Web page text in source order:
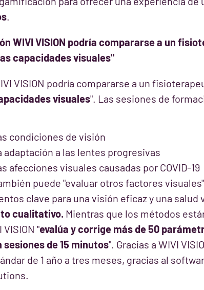
.
WIVI VISION podría compararse a un
capacidades visuales"
VISION podría compararse a un
visuales". Las sesiones de
condiciones de visión
adaptación a las lentes progresivas
afecciones visuales causadas por COVID-19
puede "evaluar otros factores
clave para una visión eficaz y una salud
cualitativo. Mientras que los métodos
"evalúa y corrige más de 50
de 15 minutos". Gracias a WIVI
de 1 año a tres meses, gracias al